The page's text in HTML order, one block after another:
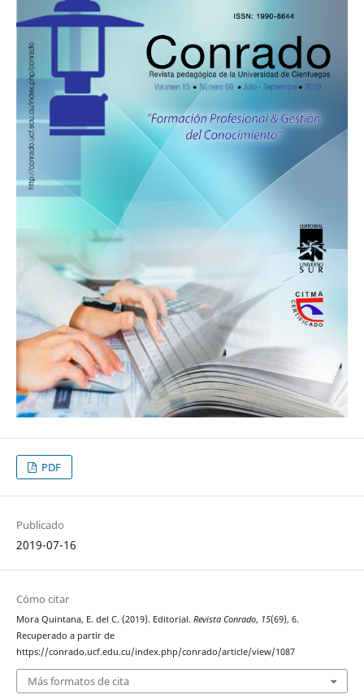
PDF
Publicado
2019-07-16
Cómo citar
Mora Quintana, E. del C. (2019). Editorial. Revista Conrado, 15(69), 6.
Recuperado a partir de
https://conrado.ucf.edu.cu/index.php/conrado/article/view/1087
Más formatos de cita